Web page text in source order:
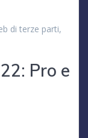
di terze parti,
Pro e